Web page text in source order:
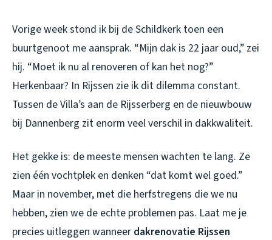
Vorige week stond ik bij de Schildkerk toen een
buurtgenoot me aansprak. “Mijn dak is 22 jaar oud,” zei
hij. “Moet ik nu al renoveren of kan het nog?”
Herkenbaar? In Rijssen zie ik dit dilemma constant.
Tussen de Villa’s aan de Rijsserberg en de nieuwbouw
bij Dannenberg zit enorm veel verschil in dakkwaliteit.
Het gekke is: de meeste mensen wachten te lang. Ze
zien één vochtplek en denken “dat komt wel goed.”
Maar in november, met die herfstregens die we nu
hebben, zien we de echte problemen pas. Laat me je
precies uitleggen wanneer dakrenovatie Rijssen